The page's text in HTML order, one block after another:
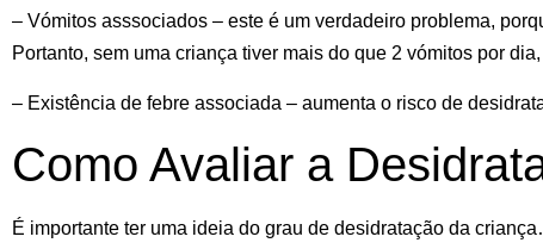
– Vómitos asssociados – este é um verdadeiro problema,
Portanto, sem uma criança tiver mais do que 2 vómitos por dia
– Existência de febre associada – aumenta o risco de
Como Avaliar a
É importante ter uma ideia do grau de desidratação da